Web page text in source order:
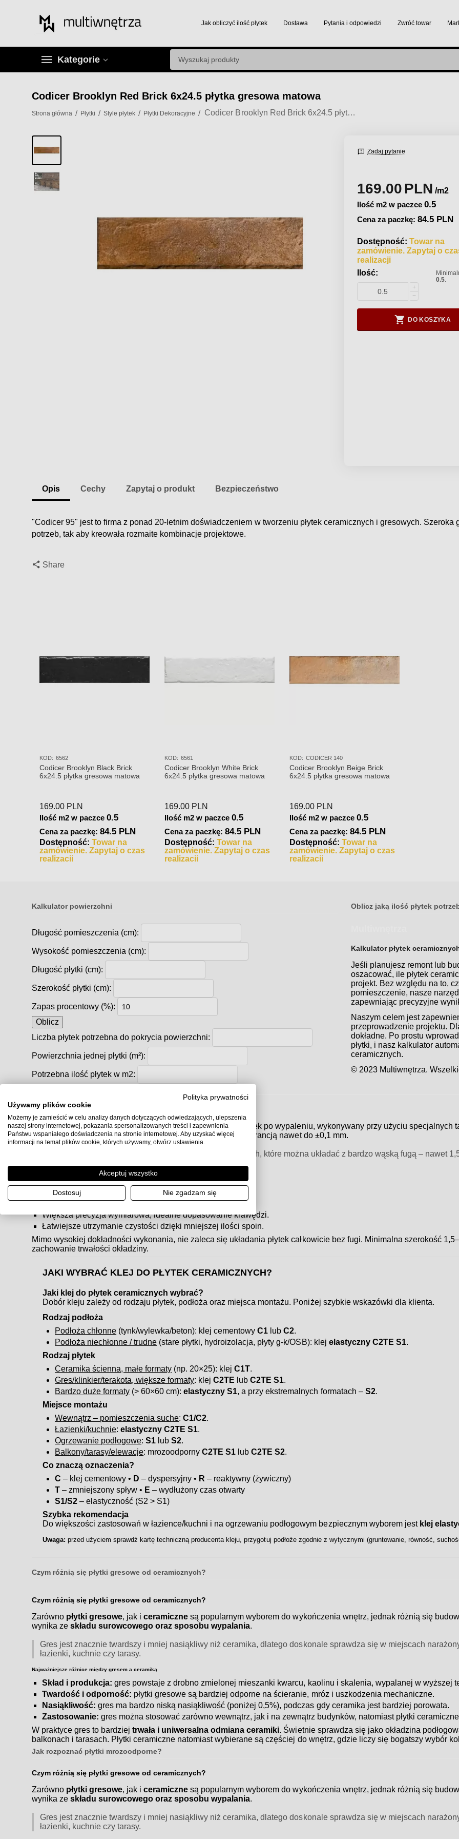
Jak obliczyć ilość płytek Dostawa Pytania i odpowiedzi Zwróć towar
Kategorie
Codicer Brooklyn Red Brick 6x24.5 płytka gresowa matowa
Strona główna / Płytki / Style płytek / Płytki Dekoracyjne / Codicer Brooklyn Red Brick 6x24.5 płytka gresowa matowa
Zadaj pytanie
169.00PLN /m2
Ilość m2 w paczce 0.5
Cena za paczkę:84.5 PLN
Dostępność: Towar na
zamówienie. Zapytaj o
realizacji
Ilość:
+
−
0.5.
DO KOSZYKA
Opis Cechy Zapytaj o produkt Bezpieczeństwo
"Codicer 95" jest to firma z ponad 20-letnim doświadczeniem w tworzeniu płytek ceramicznych i gresowych. Szeroka
potrzeb, tak aby kreowała rozmaite kombinacje projektowe.
Share
KOD: 6562
Codicer Brooklyn Black Brick
6x24.5 płytka gresowa matowa
169.00 PLN
Ilość m2 w paczce 0.5
Cena za paczkę:84.5 PLN
Dostępność: Towar na
zamówienie. Zapytaj o czas
realizacji
KOD: 6561
Codicer Brooklyn White Brick
6x24.5 płytka gresowa matowa
169.00 PLN
Ilość m2 w paczce 0.5
Cena za paczkę:84.5 PLN
Dostępność: Towar na
zamówienie. Zapytaj o czas
realizacji
KOD: CODICER 140
Codicer Brooklyn Beige Brick
6x24.5 płytka gresowa matowa
169.00 PLN
Ilość m2 w paczce 0.5
Cena za paczkę:84.5 PLN
Dostępność: Towar na
zamówienie. Zapytaj o czas
realizacji
Kalkulator powierzchni
Długość pomieszczenia (cm):
Wysokość pomieszczenia (cm):
Długość płytki (cm):
Szerokość płytki (cm):
Zapas procentowy (%):
Oblicz
Liczba płytek potrzebna do pokrycia powierzchni:
Powierzchnia jednej płytki (m²):
Potrzebna ilość płytek w m2:
Oblicz jaką ilość płytek
Kalkulator płytek
Jeśli planujesz remont lub
oszacować, ile płytek
projekt. Bez względu na to,
pomieszczenie, nasze
zapewniając precyzyjne
Naszym celem jest
przeprowadzenie projektu.
dokładne. Po prostu
płytki, i nasz kalkulator
ceramicznych.
© 2023 Multiwnętrza.
Co to znaczy, że płytka jest rektyfikowana?
Rektyfikacjato proces precyzyjnego docinania krawędzi płytek po wypaleniu, wykonywany przy użyciu specjalnych
idealnie równe krawędziei dokładnie taki sam wymiar, z tolerancją nawet do ±0,1 mm.
Efektem rektyfikacji są płytki o ostrych, równych krawędziach, które można układać z bardzo wąską fugą – nawet
Estetyczny, nowoczesny efekt – tzw. efekt tafli .
Możliwość stosowania bardzo wąskich fug.
Większa precyzja wymiarowa, idealne dopasowanie krawędzi.
Łatwiejsze utrzymanie czystości dzięki mniejszej ilości spoin.
Mimo wysokiej dokładności wykonania, nie zaleca się układania płytek całkowicie bez fugi. Minimalna szerokość
zachowanie trwałości okładziny.
JAKI WYBRAĆ KLEJ DO PŁYTEK CERAMICZNYCH?
Jaki klej do płytek ceramicznych wybrać?
Dobór kleju zależy od rodzaju płytek, podłoża oraz miejsca montażu. Poniżej szybkie wskazówki dla klienta.
Rodzaj podłoża
Podłoża chłonne (tynk/wylewka/beton): klej cementowyC1 lubC2.
Podłoża niechłonne / trudne (stare płytki, hydroizolacja, płyty g-k/OSB): klej elastyczny C2TE S1.
Rodzaj płytek
Ceramika ścienna, małe formaty (np. 20×25): klejC1T.
Gres/klinkier/terakota, większe formaty: klejC2TE lubC2TE S1.
Bardzo duże formaty (> 60×60 cm):elastyczny S1, a przy ekstremalnych formatach – S2.
Miejsce montażu
Wewnątrz – pomieszczenia suche:C1/C2.
Łazienki/kuchnie:elastyczny C2TE S1.
Ogrzewanie podłogowe:S1 lubS2.
Balkony/tarasy/elewacje: mrozoodpornyC2TE S1 lubC2TE S2.
Co znaczą oznaczenia?
C – klej cementowy • D – dyspersyjny • R – reaktywny (żywiczny)
T – zmniejszony spływ • E – wydłużony czas otwarty
S1/S2 – elastyczność (S2 > S1)
Szybka rekomendacja
Do większości zastosowań w łazience/kuchni i na ogrzewaniu podłogowym bezpiecznym wyborem jest klej
Uwaga: przed użyciem sprawdź kartę techniczną producenta kleju, przygotuj podłoże zgodnie z wytycznymi (gruntowanie, równość,
Czym różnią się płytki gresowe od ceramicznych?
Czym różnią się płytki gresowe od ceramicznych?
Zarówno płytki gresowe, jak iceramiczne są popularnym wyborem do wykończenia wnętrz, jednak różnią się
wynika zeskładu surowcowego oraz sposobu wypalania.
Gres jest znacznie twardszy i mniej nasiąkliwy niż ceramika, dlatego doskonale sprawdza się w miejscach
łazienki, kuchnie czy tarasy.
Najważniejsze różnice między gresem a ceramiką
Skład i produkcja: gres powstaje z drobno zmielonej mieszanki kwarcu, kaolinu i skalenia, wypalanej w wyższej
Twardość i odporność: płytki gresowe są bardziej odporne na ścieranie, mróz i uszkodzenia mechaniczne.
Nasiąkliwość: gres ma bardzo niską nasiąkliwość (poniżej 0,5%), podczas gdy ceramika jest bardziej porowata.
Zastosowanie: gres można stosować zarówno wewnątrz, jak i na zewnątrz budynków, natomiast płytki
W praktyce gres to bardziejtrwała i uniwersalna odmiana ceramiki. Świetnie sprawdza się jako okładzina
balkonach i tarasach. Płytki ceramiczne natomiast wybierane są częściej do wnętrz, gdzie liczy się bogatszy wybór
Jak rozpoznać płytki mrozoodporne?
Czym różnią się płytki gresowe od ceramicznych?
Zarówno płytki gresowe, jak iceramiczne są popularnym wyborem do wykończenia wnętrz, jednak różnią się
wynika zeskładu surowcowego oraz sposobu wypalania.
Gres jest znacznie twardszy i mniej nasiąkliwy niż ceramika, dlatego doskonale sprawdza się w miejscach
łazienki, kuchnie czy tarasy.
Polityka prywatności
Używamy plików cookie
Możemy je zamieścić w celu analizy danych dotyczących odwiedzających, ulepszenia
naszej strony internetowej, pokazania spersonalizowanych treści i zapewnienia
Państwu wspaniałego doświadczenia na stronie internetowej. Aby uzyskać więcej
informacji na temat plików cookie, których używamy, otwórz ustawienia.
Akceptuj wszystko
Dostosuj Nie zgadzam się